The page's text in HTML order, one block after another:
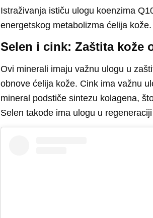
Istraživanja ističu ulogu koenzima
energetskog metabolizma ćelija kože.
Selen i cink: Zaštita kože
Ovi minerali imaju važnu ulogu u
obnove ćelija kože. Cink ima važnu
mineral podstiče sintezu kolagena,
Selen takođe ima ulogu u